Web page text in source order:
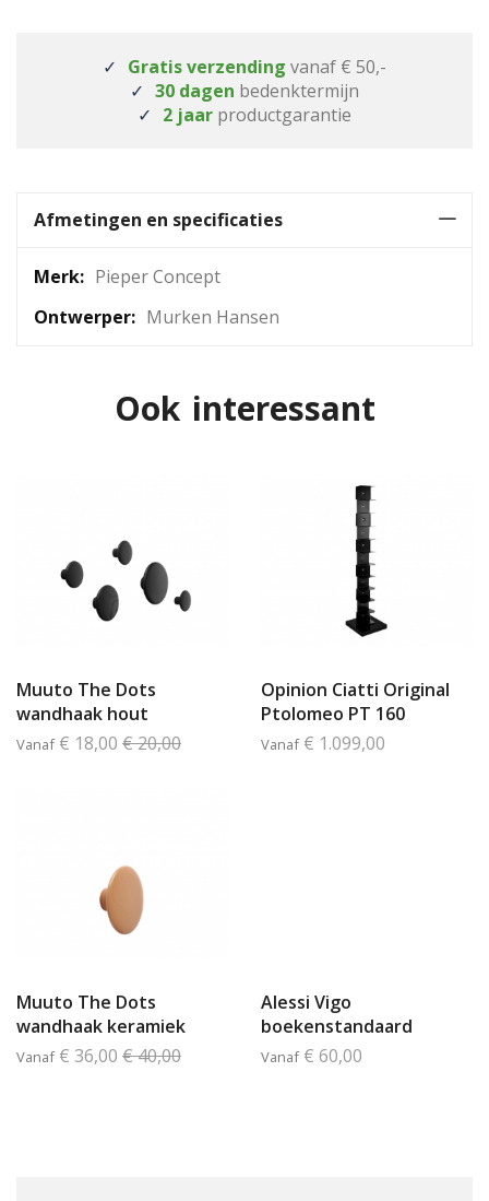
Gratis verzending vanaf € 50,-
30 dagen bedenktermijn
2 jaar productgarantie
Afmetingen en specificaties
Meer
Pieper Concept
Murken Hansen
Ook interessant
Muuto The Dots
wandhaak hout
Vanaf € 18,00 € 20,00
Opinion Ciatti Original
Ptolomeo PT 160
Vanaf € 1.099,00
Muuto The Dots
wandhaak keramiek
Vanaf € 36,00 € 40,00
Alessi Vigo
boekenstandaard
Vanaf € 60,00